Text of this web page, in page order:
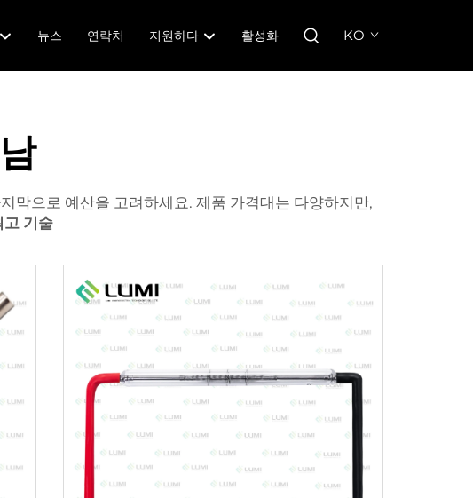
뉴스 연락처 지원하다 활성화 KO
막으로 예산을 고려하세요. 제품 가격대는 다양하지만,
고 기술